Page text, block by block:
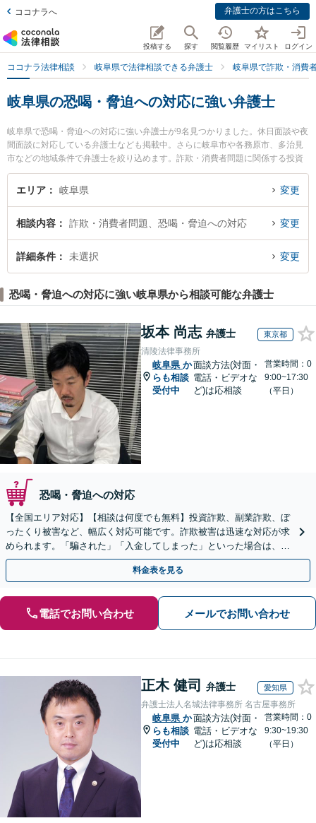
ココナラへ 弁護士の方はこちら
投稿する 探す 閲覧履歴 マイリスト ログイン
ココナラ法律相談 岐阜県で法律相談できる弁護士 岐阜県で詐欺・消費
岐阜県の恐喝・脅迫への対応に強い弁護士
岐阜県で恐喝・脅迫への対応に強い弁護士が9名見つかりました。休日面談や夜
間面談に対応している弁護士なども掲載中。さらに岐阜市や各務原市、多治見
市などの地域条件で弁護士を絞り込めます。詐欺・消費者問題に関係する投資
詐欺や副業詐欺、FX詐欺等の細かな分野での絞り込み検索もでき便利です。特
に弁護士法人シティサンライズ法律事務所の磯谷 太一弁護士や堀田暁之法律事
発生した恐喝・脅迫への対応のトラブルを今すぐに弁護士に相談したい』『恐
喝・脅迫への対応のトラブル解決の実績豊富な近くの弁護士を検索したい』
『初回相談無料で恐喝・脅迫への対応を法律相談できる岐阜県内の弁護士に相
エリア 岐阜県 変更
相談内容 詐欺・消費者問題、恐喝・脅迫への対応 変更
詳細条件 未選択 変更
恐喝・脅迫への対応に強い岐阜県から相談可能な弁護士
坂本 尚志 弁護士 東京都
清陵法律事務所
岐阜県 か
らも相談
受付中
面談方法(対面・
電話・ビデオな
ど)は応相談
営業時間：0
9:00~17:30
（平日）
恐喝・脅迫への対応
【全国エリア対応】【相談は何度でも無料】投資詐欺、副業詐欺、ぼ
ったくり被害など、幅広く対応可能です。詐欺被害は迅速な対応が求
められます。「騙された」「入金してしまった」といった場合は、お
早めにご相談ください。【電話・メール・WEB相談可】
料金表を見る
電話でお問い合わせ メールでお問い合わせ
正木 健司 弁護士 愛知県
弁護士法人名城法律事務所 名古屋事務所
岐阜県 か
らも相談
受付中
面談方法(対面・
電話・ビデオな
ど)は応相談
営業時間：0
9:30~19:30
（平日）